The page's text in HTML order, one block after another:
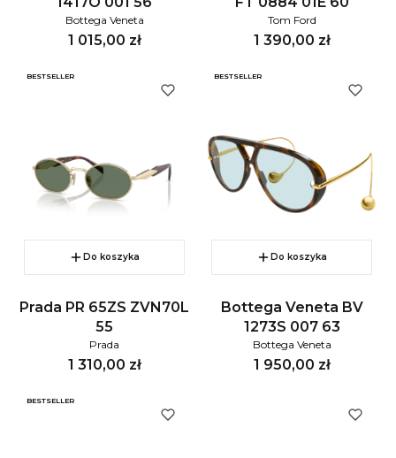
Bottega Veneta
Cena
1 015,00 zł
Tom Ford
Cena
1 390,00 zł
BESTSELLER
Do koszyka
Prada PR 65ZS ZVN70L
55
Prada
Cena
1 310,00 zł
BESTSELLER
Do koszyka
Bottega Veneta BV
1273S 007 63
Bottega Veneta
Cena
1 950,00 zł
BESTSELLER